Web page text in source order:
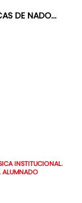
DE NADO...
INSTITUCIONAL.
ALUMNADO